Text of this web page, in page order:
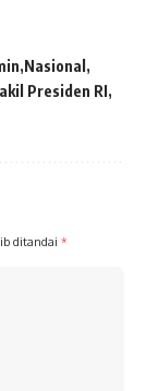
Nasional
Presiden RI
ditandai *